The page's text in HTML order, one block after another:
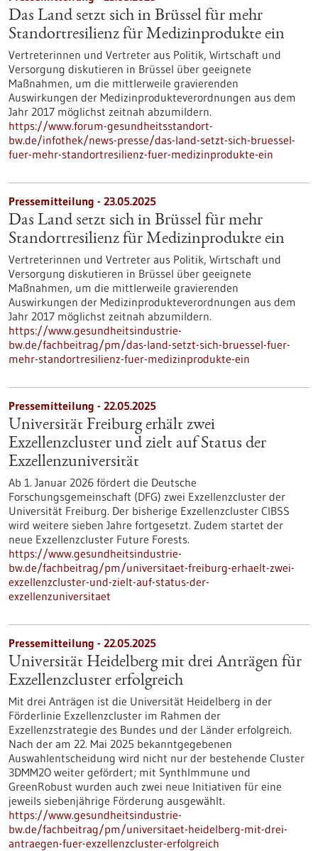
Das Land setzt sich in Brüssel für mehr
Standortresilienz für Medizinprodukte ein
Vertreterinnen und Vertreter aus Politik, Wirtschaft und
Versorgung diskutieren in Brüssel über geeignete
Maßnahmen, um die mittlerweile gravierenden
Auswirkungen der Medizinprodukteverordnungen aus dem
Jahr 2017 möglichst zeitnah abzumildern.
https://www.forum-gesundheitsstandort-
bw.de/infothek/news-presse/das-land-setzt-sich-bruessel-
fuer-mehr-standortresilienz-fuer-medizinprodukte-ein
Pressemitteilung - 23.05.2025
Das Land setzt sich in Brüssel für mehr
Standortresilienz für Medizinprodukte ein
Vertreterinnen und Vertreter aus Politik, Wirtschaft und
Versorgung diskutieren in Brüssel über geeignete
Maßnahmen, um die mittlerweile gravierenden
Auswirkungen der Medizinprodukteverordnungen aus dem
Jahr 2017 möglichst zeitnah abzumildern.
https://www.gesundheitsindustrie-
bw.de/fachbeitrag/pm/das-land-setzt-sich-bruessel-fuer-
mehr-standortresilienz-fuer-medizinprodukte-ein
Pressemitteilung - 22.05.2025
Universität Freiburg erhält zwei
Exzellenzcluster und zielt auf Status der
Exzellenzuniversität
Ab 1. Januar 2026 fördert die Deutsche
Forschungsgemeinschaft (DFG) zwei Exzellenzcluster der
Universität Freiburg. Der bisherige Exzellenzcluster CIBSS
wird weitere sieben Jahre fortgesetzt. Zudem startet der
neue Exzellenzcluster Future Forests.
https://www.gesundheitsindustrie-
bw.de/fachbeitrag/pm/universitaet-freiburg-erhaelt-zwei-
exzellenzcluster-und-zielt-auf-status-der-
exzellenzuniversitaet
Pressemitteilung - 22.05.2025
Universität Heidelberg mit drei Anträgen für
Exzellenzcluster erfolgreich
Mit drei Anträgen ist die Universität Heidelberg in der
Förderlinie Exzellenzcluster im Rahmen der
Exzellenzstrategie des Bundes und der Länder erfolgreich.
Nach der am 22. Mai 2025 bekanntgegebenen
Auswahlentscheidung wird nicht nur der bestehende Cluster
3DMM2O weiter gefördert; mit SynthImmune und
GreenRobust wurden auch zwei neue Initiativen für eine
jeweils siebenjährige Förderung ausgewählt.
https://www.gesundheitsindustrie-
bw.de/fachbeitrag/pm/universitaet-heidelberg-mit-drei-
antraegen-fuer-exzellenzcluster-erfolgreich